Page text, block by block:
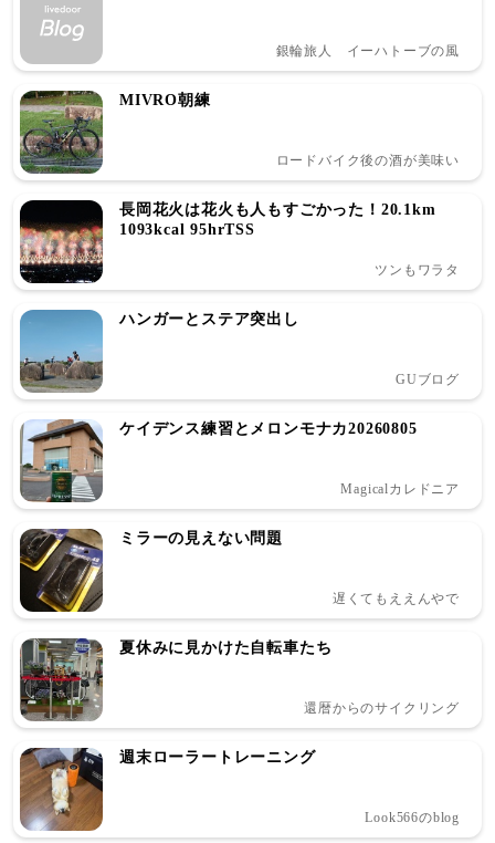
銀輪旅人 イーハトーブの風
MIVRO朝練
ロードバイク後の酒が美味い
長岡花火は花火も人もすごかった！20.1km
1093kcal 95hrTSS
ツンもワラタ
ハンガーとステア突出し
GUブログ
ケイデンス練習とメロンモナカ20260805
Magicalカレドニア
ミラーの見えない問題
遅くてもええんやで
夏休みに見かけた自転車たち
還暦からのサイクリング
週末ローラートレーニング
Look566のblog